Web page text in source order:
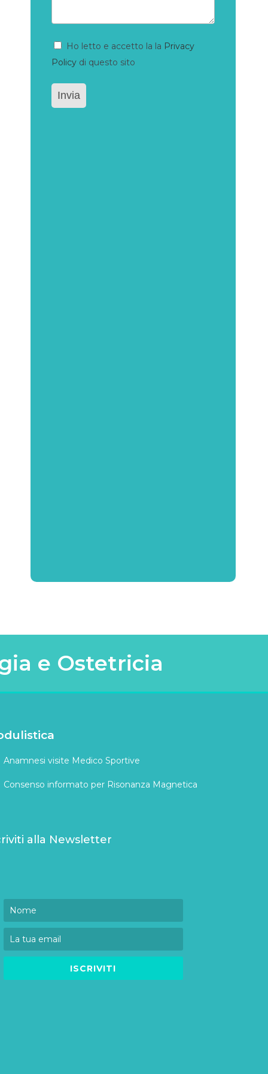
Consenso
Ho letto e accetto la la Privacy
Policydi questo sito
e Ostetricia
Anamnesi visite Medico Sportive
Consenso informato per Risonanza Magnetica
alla Newsletter
ISCRIVITI